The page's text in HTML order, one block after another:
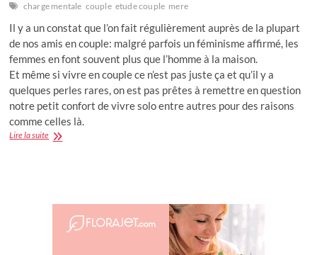
charge mentale couple etude couple mere
Il y a un constat que l’on fait régulièrement auprès de la plupart
de nos amis en couple: malgré parfois un féminisme affirmé, les
femmes en font souvent plus que l’homme à la maison.
Et même si vivre en couple ce n’est pas juste ça et qu’il y a
quelques perles rares, on est pas prêtes à remettre en question
notre petit confort de vivre solo entre autres pour des raisons
comme celles là.
Lire la suiteEtude